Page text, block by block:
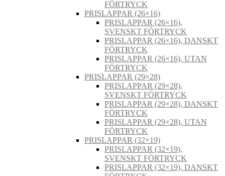
FÖRTRYCK
PRISLAPPAR (26×16)
PRISLAPPAR (26×16),
SVENSKT FÖRTRYCK
PRISLAPPAR (26×16), DANSKT
FÖRTRYCK
PRISLAPPAR (26×16), UTAN
FÖRTRYCK
PRISLAPPAR (29×28)
PRISLAPPAR (29×28),
SVENSKT FÖRTRYCK
PRISLAPPAR (29×28), DANSKT
FÖRTRYCK
PRISLAPPAR (29×28), UTAN
FÖRTRYCK
PRISLAPPAR (32×19)
PRISLAPPAR (32×19),
SVENSKT FÖRTRYCK
PRISLAPPAR (32×19), DANSKT